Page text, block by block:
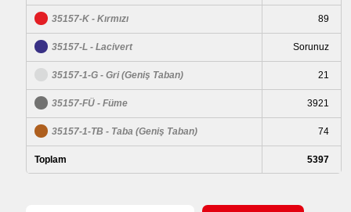
35157-K - Kırmızı 89
35157-L - Lacivert Sorunuz
35157-1-G - Gri (Geniş Taban) 21
35157-FÜ - Füme 3921
35157-1-TB - Taba (Geniş Taban) 74
Toplam 5397